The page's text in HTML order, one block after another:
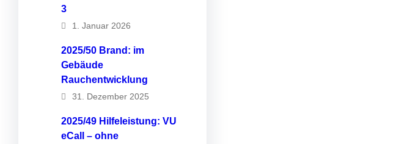
3
1. Januar 2026
2025/50 Brand: im
Gebäude
Rauchentwicklung
31. Dezember 2025
2025/49 Hilfeleistung: VU
eCall – ohne